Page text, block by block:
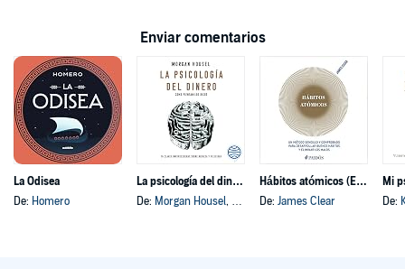
Enviar comentarios
La Odisea
De: Homero
La psicología del dinero
De: Morgan Housel, y otros
Hábitos atómicos (Español neutro)
De: James Clear
Mi
De: